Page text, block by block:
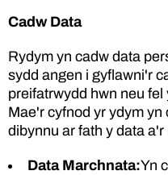
Cadw Data
Rydym yn cadw data
sydd angen i gyflawni'r
preifatrwydd hwn neu
Mae'r cyfnod yr ydym yn
dibynnu ar fath y data
Data Marchnata:Yn